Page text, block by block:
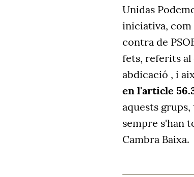
Unidas
iniciativa, com
contra de
fets, referits al
abdicació , i
en l'article
aquests
sempre s'han
Cambra Baixa.